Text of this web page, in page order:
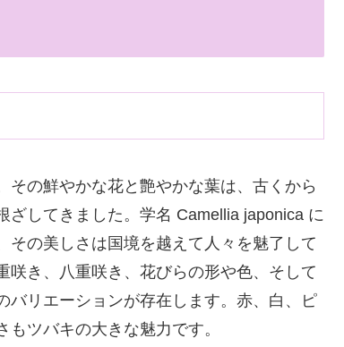
の鮮やかな花と艶やかな葉は、古くから
ざしてきました。学名 Camellia japonica に
の美しさは国境を越えて人々を魅了して
き、八重咲き、花びらの形や色、そして
バリエーションが存在します。赤、白、ピ
ツバキの大きな魅力です。